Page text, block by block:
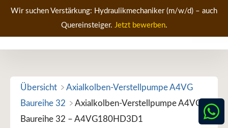
Zum
springen
Wir suchen Verstärkung: Hydraulikmechaniker (m/w/d) – auch
Quereinsteiger. Jetzt bewerben.
Übersicht
Axialkolben-Verstellpumpe A4VG
Baureihe 32
Axialkolben-Verstellpumpe A4VG
Baureihe 32 – A4VG180HD3D1